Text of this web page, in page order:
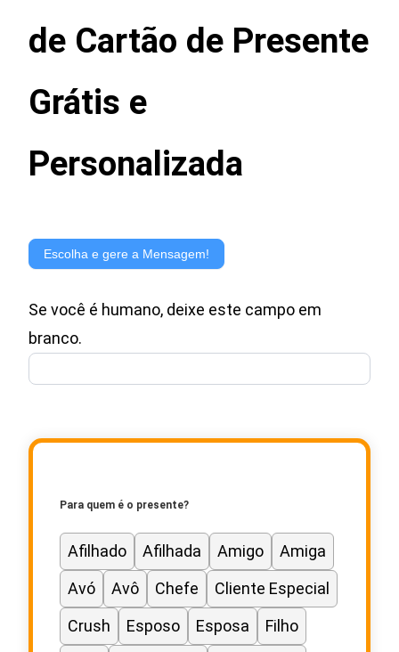
de Cartão de Presente
Grátis e
Personalizada
de
para
Cartão
Escolha e gere a Mensagem!
Se você é humano, deixe este campo em
branco.
Para quem é o presente?
Afilhado Afilhada Amigo
Amiga
Avó
Avô Chefe
Cliente Especial
Crush
Esposo Esposa
Filho